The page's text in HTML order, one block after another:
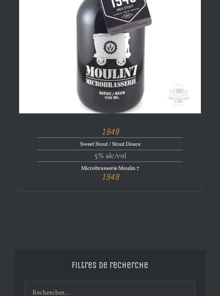
1949
Sweet Stout / Stout Douce
5% alc/vol
Microbrasserie Moulin 7
1949
Filtres de recherche